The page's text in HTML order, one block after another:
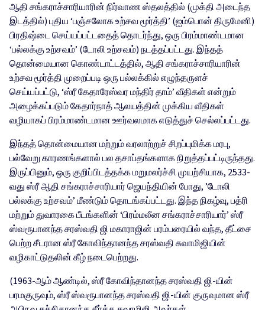
ஆதி சங்கராச்சாரியாரின் நிர்வாண ஸ்தலத்தில் (முக்தி அடைந்த
இடத்தில்) புதிய ‘பஞ்சலோக உற்சவ மூர்த்தி’ (ஐம்பொன் திருமேனி)
பிரதிஷ்டை செய்யப்பட்டதைத் தொடர்ந்து, ஒரு பிரம்மாண்டமான
‘பல்லக்கு உற்சவம்’ (டோலி உற்சவம்) நடத்தப்பட்டது. இந்தத்
தொன்மையான கொண்டாட்டத்தில், ஆதி சங்கராச்சாரியாரின்
உற்சவ மூர்த்தி முறைப்படி ஒரு பல்லக்கில் எழுந்தருளச்
செய்யப்பட்டு, ‘ஸ்ரீ கேதாரேஸ்வர மந்திர் தாம்’ வீதிகள் என்றும்
அழைக்கப்படும் கேதார்நாத் ஆலயத்தின் முக்கிய வீதிகள்
வழியாகப் பிரம்மாண்டமான ஊர்வலமாக எடுத்துச் செல்லப்பட்டது.
இந்தத் தொன்மையான மற்றும் வரலாற்றுச் சிறப்புமிக்க மரபு,
பல்வேறு காரணங்களால் பல தசாப்தங்களாக நிறுத்தப்பட்டிருந்தது.
இருப்பினும், ஒரு குறிப்பிடத்தக்க மறுமலர்ச்சி முயற்சியாக, 2533-
வது ஸ்ரீ ஆதி சங்கராச்சாரியார் ஜெயந்தியின் போது, ​​’டோலி
பல்லக்கு உற்சவம்’ மீண்டும் தொடங்கப்பட்டது. இந்த நிகழ்வு, பத்ரி
மற்றும் துவாரகை பீடங்களின் ‘பிரம்மலீன சங்கராச்சாரியார்’ ஸ்ரீ
ஸ்வரூபானந்த சரஸ்வதி ஜி மகாராஜின் பரம்பரையில் வந்த, தீட்சை
பெற்ற சீடரான ஸ்ரீ கோவிந்தானந்த சரஸ்வதி சுவாமிஜியின்
வழிகாட்டுதலின் கீழ் நடைபெற்றது.
(1963-ஆம் ஆண்டில், ஸ்ரீ கோவிந்தானந்த சரஸ்வதி ஜி-யின்
பரமகுருவும், ஸ்ரீ ஸ்வரூபானந்த சரஸ்வதி ஜி-யின் குருவுமான ஸ்ரீ